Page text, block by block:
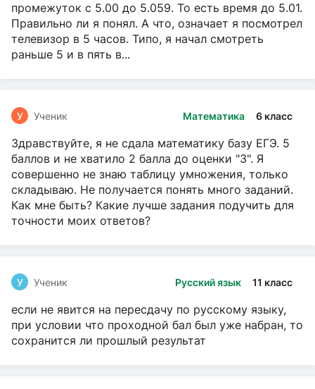
промежуток с 5.00 до 5.059. То есть время до 5.01.
Правильно ли я понял. А что, означает я посмотрел
телевизор в 5 часов. Типо, я начал смотреть
раньше 5 и в пять в...
Математика 6 класс
У Ученик
Здравствуйте, я не сдала математику базу ЕГЭ. 5
баллов и не хватило 2 балла до оценки "3". Я
совершенно не знаю таблицу умножения, только
складываю. Не получается понять много заданий.
Как мне быть? Какие лучше задания подучить для
точности моих ответов?
Русский язык 11 класс
У Ученик
если не явится на пересдачу по русскому языку,
при условии что проходной бал был уже набран, то
сохранится ли прошлый результат